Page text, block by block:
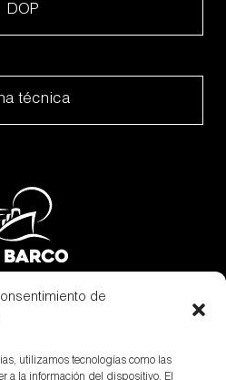
de
utilizamos tecnologías como las
a la información del dispositivo. El
DOP
técnica